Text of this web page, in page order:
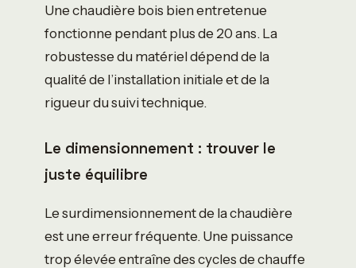
Une chaudière bois bien entretenue
fonctionne pendant plus de 20 ans. La
robustesse du matériel dépend de la
qualité de l’installation initiale et de la
rigueur du suivi technique.
Le dimensionnement : trouver le
juste équilibre
Le surdimensionnement de la chaudière
est une erreur fréquente. Une puissance
trop élevée entraîne des cycles de chauffe